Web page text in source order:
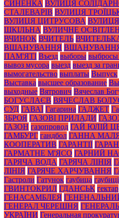
СИНЕНКА ВУЛИЦЯ
СТАЛЕВАРІВ ВУЛИЦЯ
ВУЛИЦЯ ЦИТРУСОВА
ШКІЛЬНА ВУЛИЧНЕ
ВЧИНОК ВЧИТЕЛЬ
ВШАНУВАННЯ
ПАМ'ЯТІ Въезд выборы выбросы
вывоз мусора выезд выезд за
вымогательство выплаты Выпуск
Выставка высшее образование
выходные Вятрович Вячеслав
БОГУСЛАЄВ ВЯЧЕСЛАВ
СУД ГАВАЇ Гагарина ГАДЖЕТ
ЗБРОЯ ГАЗОВІ ПРИЛАДИ
ГАЗОН газопровод ГАЙ ЮЛІЙ
ГАМБУРГ гандбол ГАННА
КООПЕРАТИВ ГАРАНТІЇ
ГАРМАТНЕ М'ЯСО ГАРНИЙ
ГАРЯЧА ВОДА ГАРЯЧА ЛІНІЯ
ЛІНІЯ ГАРЯЧЕ ХАРЧУВАННЯ
Гастроли Гатунок гаубица гаубиці
ГВИНТОКРИЛ ГДАНСЬК гектар
ГЕНАСАМБЛЕЯ
ГЕНЕРАЛ ЧЕРЕШНЯ
УКРАЇНИ Генеральная